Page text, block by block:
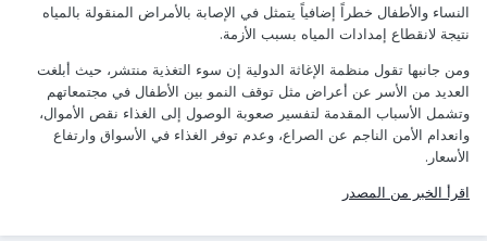
النساء والأطفال خطراً إضافياً يتمثل في الإصابة بالأمراض المنقولة بالمياه
نتيجة لانقطاع إمدادات المياه بسبب الأزمة.
ومن جانبها تقول منظمة الإغاثة الدولية إن سوء التغذية منتشر، حيث أبلغت
العديد من الأسر عن أعراض مثل توقف النمو بين الأطفال في مجتمعاتهم
وتشمل الأسباب المقدمة لتفسير صعوبة الوصول إلى الغذاء نقص الأموال،
وانعدام الأمن الناجم عن الصراع، وعدم توفر الغذاء في الأسواق وارتفاع
الأسعار.
اقرأ الخبر من المصدر